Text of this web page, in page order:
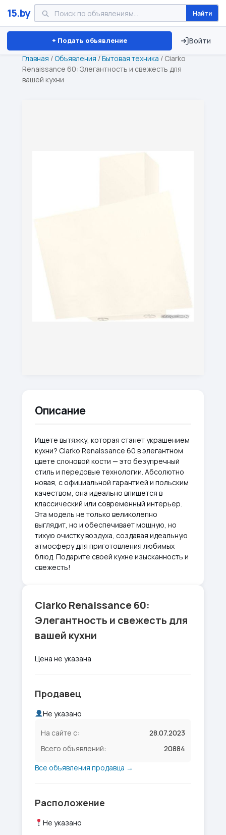
15.by Найти
+ Подать объявление Войти
Минск Витебск Брест ⏱ ТОЛЬКО 15 ДНЕЙ
Главная /Объявления /Бытовая техника / Ciarko
Renaissance 60: Элегантность и свежесть для
вашей кухни
Описание
Ищете вытяжку, которая станет украшением
кухни? Ciarko Renaissance 60 в элегантном
цвете слоновой кости — это безупречный
стиль и передовые технологии. Абсолютно
новая, с официальной гарантией и польским
качеством, она идеально впишется в
классический или современный интерьер.
Эта модель не только великолепно
выглядит, но и обеспечивает мощную, но
тихую очистку воздуха, создавая идеальную
атмосферу для приготовления любимых
блюд. Подарите своей кухне изысканность и
свежесть!
Ciarko Renaissance 60:
Элегантность и свежесть для
вашей кухни
Цена не указана
Продавец
Не указано
На сайте с:
28.07.2023
Всего объявлений:
20884
Все объявления продавца →
Расположение
Не указано